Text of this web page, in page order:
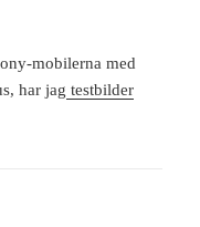
mobilerna med
har jag testbilder